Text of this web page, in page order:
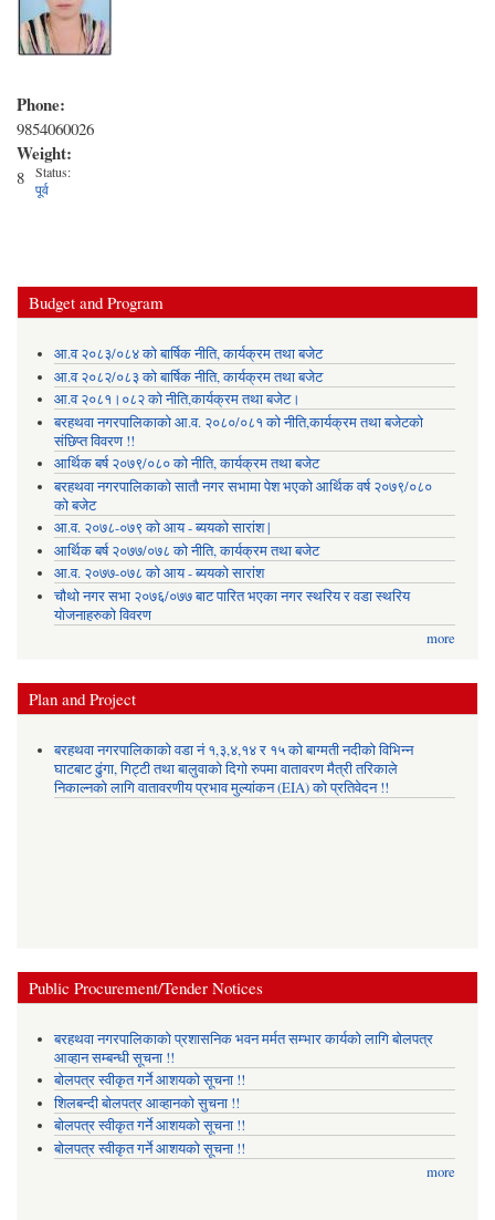
Phone:
9854060026
Weight:
8
Status:
पूर्व
Budget and Program
आ.व २०८३/०८४ को बार्षिक नीति, कार्यक्रम तथा बजेट
आ.व २०८२/०८३ को बार्षिक नीति, कार्यक्रम तथा बजेट
आ.व २०८१।०८२ को नीति,कार्यक्रम तथा बजेट।
बरहथवा नगरपालिकाको आ.व. २०८०/०८१ को नीति,कार्यक्रम तथा बजेटको
संछिप्त विवरण !!
आर्थिक बर्ष २०७९/०८० को नीति, कार्यक्रम तथा बजेट
बरहथवा नगरपालिकाको सातौ नगर सभामा पेश भएको आर्थिक वर्ष २०७९/०८०
को बजेट
आ.व. २०७८-०७९ को आय - ब्ययको सारांश |
आर्थिक बर्ष २०७७/०७८ को नीति, कार्यक्रम तथा बजेट
आ.व. २०७७-०७८ को आय - ब्ययको सारांश
चौथो नगर सभा २०७६/०७७ बाट पारित भएका नगर स्थरिय र वडा स्थरिय
योजनाहरुको विवरण
more
Plan and Project
बरहथवा नगरपालिकाको वडा नं १,३,४,१४ र १५ को बाग्मती नदीको विभिन्न
घाटबाट ढुंगा, गिट्टी तथा बालुवाको दिगो रुपमा वातावरण मैत्री तरिकाले
निकाल्नको लागि वातावरणीय प्रभाव मुल्यांकन (EIA) को प्रतिवेदन !!
Public Procurement/Tender Notices
बरहथवा नगरपालिकाको प्रशासनिक भवन मर्मत सम्भार कार्यको लागि बोलपत्र
आव्हान सम्बन्धी सूचना !!
बोलपत्र स्वीकृत गर्ने आशयको सूचना !!
शिलबन्दी बोलपत्र आव्हानको सुचना !!
बोलपत्र स्वीकृत गर्ने आशयको सूचना !!
बोलपत्र स्वीकृत गर्ने आशयको सूचना !!
more